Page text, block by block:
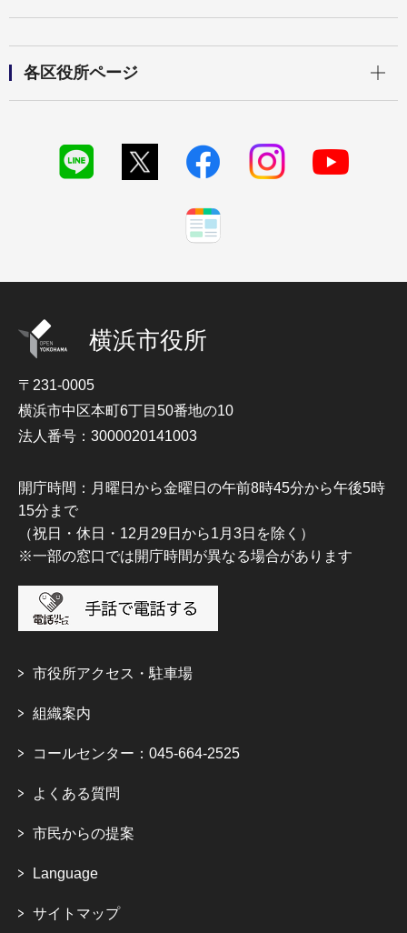
各区役所ページ
横浜市役所
〒231-0005
横浜市中区本町6丁目50番地の10
法人番号：3000020141003
開庁時間：月曜日から金曜日の午前8時45分から午後5時
15分まで
（祝日・休日・12月29日から1月3日を除く）
※一部の窓口では開庁時間が異なる場合があります
市役所アクセス・駐車場
組織案内
コールセンター：045-664-2525
よくある質問
市民からの提案
Language
サイトマップ